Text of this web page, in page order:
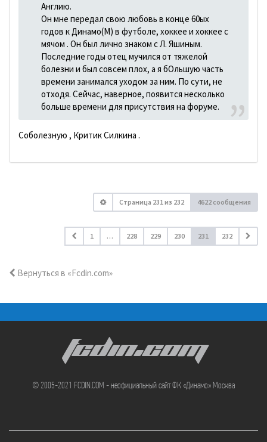
Англию.
Он мне передал свою любовь в конце 60ых
годов к Динамо(М) в футболе, хоккее и хоккее с
мячом . Он был лично знаком с Л. Яшиным.
Последние годы отец мучился от тяжелой
болезни и был совсем плох, а я бОльшую часть
времени занимался уходом за ним. По сути, не
отходя. Сейчас, наверное, появится несколько
больше времени для присутствия на форуме.
Соболезную , Критик Силкина .
Страница 231из 232 4622 сообщения
1 … 228 229 230 231 232
Вернуться в «Fcdin.com»
FCDIN.COM
© 2005-2021 FCDIN.COM - неофициальный сайт ФК «Динамо» Москва